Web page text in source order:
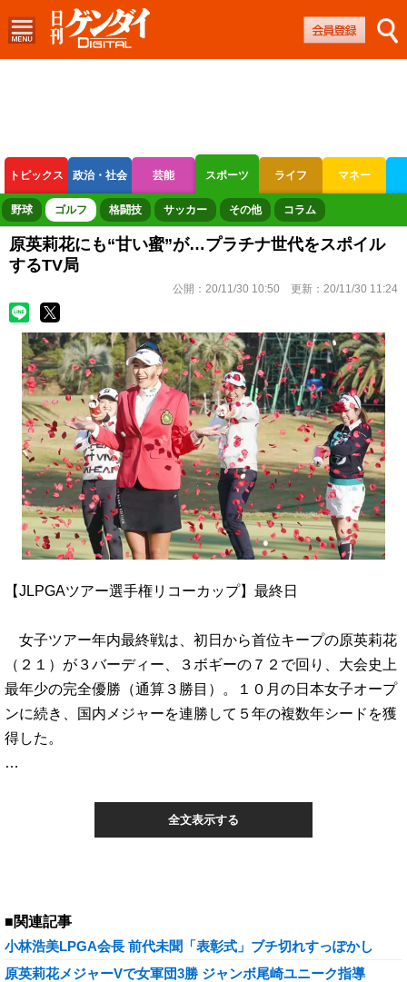
トピックス 政治・社会 芸能 スポーツ ライフ マネー
ボートレース 競輪 オートレース
野球 ゴルフ 格闘技 サッカー その他 コラム
原英莉花にも“甘い蜜”が…プラチナ世代をスポイル
するTV局
公開： 20/11/30 10:50 更新： 20/11/30 11:24
【JLPGAツアー選手権リコーカップ】最終日
女子ツアー年内最終戦は、初日から首位キープの原英莉花
（２１）が３バーディー、３ボギーの７２で回り、大会史上
最年少の完全優勝（通算３勝目）。１０月の日本女子オープ
ンに続き、国内メジャーを連勝して５年の複数年シードを獲
得した。
…
全文表示する
■関連記事
小林浩美LPGA会長 前代未聞「表彰式」ブチ切れすっぽかし
原英莉花メジャーVで女軍団3勝 ジャンボ尾崎ユニーク指導